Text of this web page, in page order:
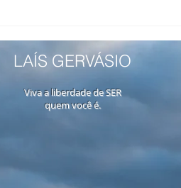
LAÍS GERVÁSIO
Viva a liberdade de SER
quem você é.